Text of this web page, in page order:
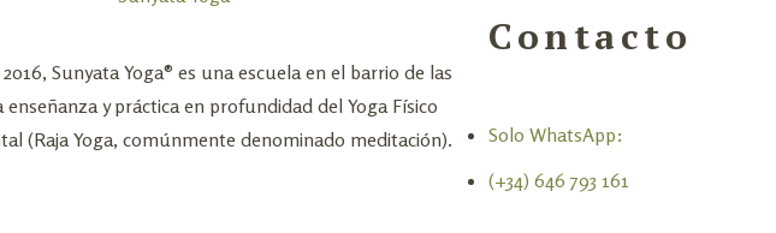
Sunyata Yoga® es una escuela en el barrio de las
enseñanza y práctica en profundidad del Yoga Físico
(Raja Yoga, comúnmente denominado meditación).
Contacto
Solo WhatsApp:
(+34) 646 793 161